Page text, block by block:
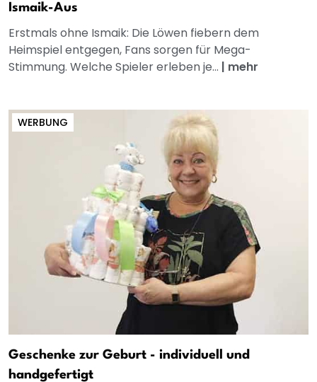
Ismaik-Aus
Erstmals ohne Ismaik: Die Löwen fiebern dem
Heimspiel entgegen, Fans sorgen für Mega-
Stimmung. Welche Spieler erleben je... | mehr
WERBUNG
Geschenke zur Geburt - individuell und
handgefertigt